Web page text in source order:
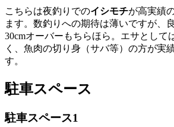
こちらは夜釣りでのイシモチが高実績
ます。数釣りへの期待は薄いですが、
30cmオーバーもちらほら。エサとして
く、魚肉の切り身（サバ等）の方が実
す。
駐車スペース
駐車スペース1